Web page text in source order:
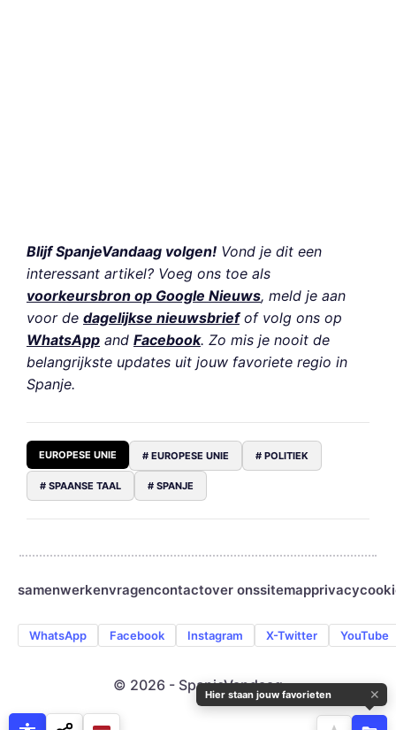
Blijf SpanjeVandaag volgen! Vond je dit een
interessant artikel? Voeg ons toe als
voorkeursbron op Google Nieuws, meld je aan
voor de dagelijkse nieuwsbriefof volg ons op
WhatsApp and Facebook. Zo mis je nooit de
belangrijkste updates uit jouw favoriete regio in
Spanje.
EUROPESE UNIE # EUROPESE UNIE # POLITIEK
# SPAANSE TAAL # SPANJE
samenwerkenvragencontactover onssitemapprivacy
WhatsApp Facebook Instagram X-Twitter YouTube
© 2026 - SpanjeVandaag
Hier staan jouw favorieten ✕